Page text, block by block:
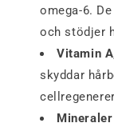
omega-6.
och stödjer
Vitamin
skyddar